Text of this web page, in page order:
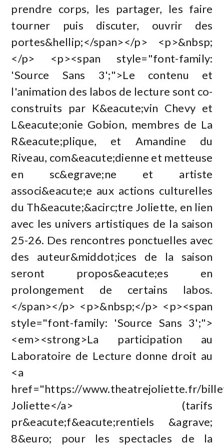
prendre corps, les partager, les faire
tourner puis discuter, ouvrir des
portes&hellip;</span></p> <p>&nbsp;
</p> <p><span style="font-family:
'Source Sans 3';">Le contenu et
l'animation des labos de lecture sont co-
construits par K&eacute;vin Chevy et
L&eacute;onie Gobion, membres de La
R&eacute;plique, et Amandine du
Riveau, com&eacute;dienne et metteuse
en sc&egrave;ne et artiste
associ&eacute;e aux actions culturelles
du Th&eacute;&acirc;tre Joliette, en lien
avec les univers artistiques de la saison
25-26. Des rencontres ponctuelles avec
des auteur&middot;ices de la saison
seront propos&eacute;es en
prolongement de certains labos.
</span></p> <p>&nbsp;</p> <p><span
style="font-family: 'Source Sans 3';">
<em><strong>La participation au
Laboratoire de Lecture donne droit au
<a
href="https://www.theatrejoliette.fr/
Joliette</a> (tarifs
pr&eacute;f&eacute;rentiels &agrave;
8&euro; pour les spectacles de la